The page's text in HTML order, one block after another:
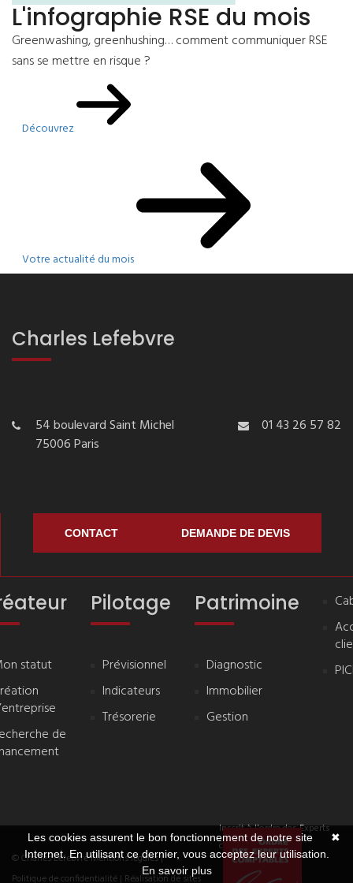
L'infographie RSE du mois
Greenwashing, greenhushing… comment communiquer RSE
sans se mettre en risque ?
Découvrez
Votre actualité du mois
Charles Lefebvre
54 boulevard Saint Michel
75006 Paris
01 43 26 57 82
CONTACT DEMANDE DE DEVIS
statut
de
Pilotage
Prévisionnel
Indicateurs
Trésorerie
Patrimoine
Diagnostic
Immobilier
Gestion
© Charles LefebvreMentions légales|
Politique de confidentialité | Réalisation de sites
Inscrit à l'ordre des Experts
comptables
✖
Les cookies assurent le bon fonctionnement de notre site
Internet. En utilisant ce dernier, vous acceptez leur utilisation.
En savoir plus